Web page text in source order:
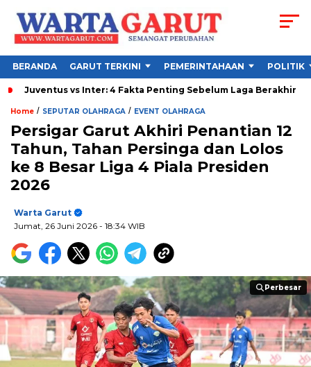
BERANDA GARUT TERKINI PEMERINTAHAAN POLITIK
vs Inter: 4 Fakta Penting Sebelum Laga Berakhir MU vs
Home / SEPUTAR OLAHRAGA / EVENT OLAHRAGA
Persigar Garut Akhiri Penantian 12
Tahun, Tahan Persinga dan Lolos
ke 8 Besar Liga 4 Piala Presiden
2026
Warta Garut
Jumat, 26 Juni 2026 - 18:34 WIB
Perbesar
Perbesar